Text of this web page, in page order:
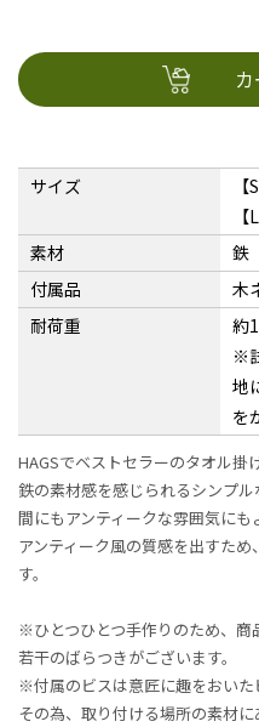
サイズ
素材
鉄
付属品
木
耐荷重
約
※
地
を
HAGSでベストセラーのタオル掛け
鉄の素材感を感じられるシンプ
間にもアンティークな雰囲気にも
アンティーク風の質感を出すた
す。
※ひとつひとつ手作りのため、
若干のばらつきがございます。
※付属のビスは意匠に趣をおいた
その為、取り付ける場所の素材に